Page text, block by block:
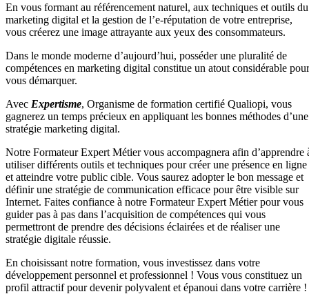
En vous formant au référencement naturel, aux techniques et outils du
marketing digital et la gestion de l’e-réputation de votre entreprise,
vous créerez une image attrayante aux yeux des consommateurs.
Dans le monde moderne d’aujourd’hui, posséder une pluralité de
compétences en marketing digital constitue un atout considérable pour
vous démarquer.
Avec Expertisme, Organisme de formation certifié Qualiopi, vous
gagnerez un temps précieux en appliquant les bonnes méthodes d’une
stratégie marketing digital.
Notre Formateur Expert Métier vous accompagnera afin d’apprendre
utiliser différents outils et techniques pour créer une présence en ligne
et atteindre votre public cible. Vous saurez adopter le bon message et
définir une stratégie de communication efficace pour être visible sur
Internet. Faites confiance à notre Formateur Expert Métier pour vous
guider pas à pas dans l’acquisition de compétences qui vous
permettront de prendre des décisions éclairées et de réaliser une
stratégie digitale réussie.
En choisissant notre formation, vous investissez dans votre
développement personnel et professionnel ! Vous vous constituez un
profil attractif pour devenir polyvalent et épanoui dans votre carrière !